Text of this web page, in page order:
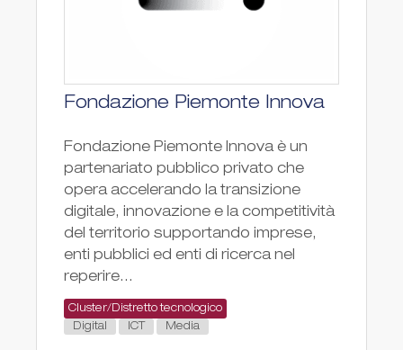
Fondazione Piemonte Innova
Fondazione Piemonte Innova è un
partenariato pubblico privato che
opera accelerando la transizione
digitale, innovazione e la competitività
del territorio supportando imprese,
enti pubblici ed enti di ricerca nel
reperire...
Cluster/Distretto tecnologico
Digital
ICT Media